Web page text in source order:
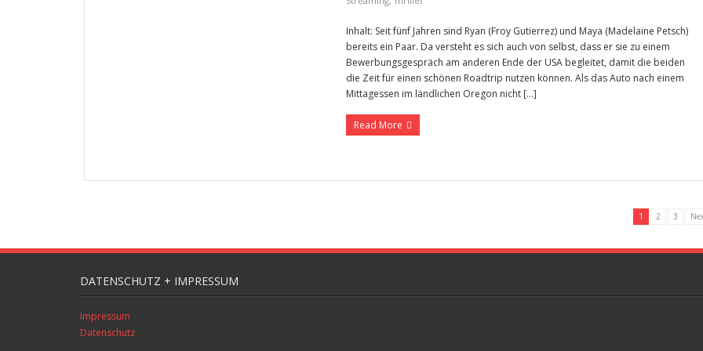
Inhalt: Seit fünf Jahren sind Ryan (Froy Gutierrez) und Maya (Madelaine Petsch)
bereits ein Paar. Da versteht es sich auch von selbst, dass er sie zu einem
Bewerbungsgespräch am anderen Ende der USA begleitet, damit die beiden
die Zeit für einen schönen Roadtrip nutzen können. Als das Auto nach einem
Mittagessen im ländlichen Oregon nicht […]
Read More
1 2 3
DATENSCHUTZ + IMPRESSUM
Impressum
Datenschutz